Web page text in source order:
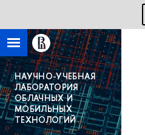
НАУЧНО-УЧЕБНАЯ
ЛАБОРАТОРИЯ
ОБЛАЧНЫХ И
МОБИЛЬНЫХ
ТЕХНОЛОГИЙ